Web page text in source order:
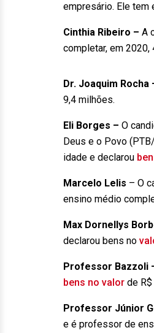
empresário. Ele tem
Cinthia Ribeiro – A
completar, em 2020,
Dr. Joaquim Rocha
9,4 milhões.
Eli Borges – O
Deus e o Povo
idade e declarou
Marcelo Lelis – O
ensino médio
Max Dornellys
declarou bens no
Professor Bazzoli
bens no valor de
Professor Júnior
e é professor de